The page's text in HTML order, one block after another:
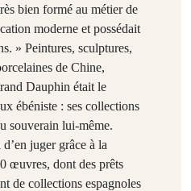
bien formé au métier de
moderne et possédait
» Peintures, sculptures,
de Chine,
Dauphin était le
ébéniste : ses collections
souverain lui-même.
juger grâce à la
œuvres, dont des prêts
de collections espagnoles